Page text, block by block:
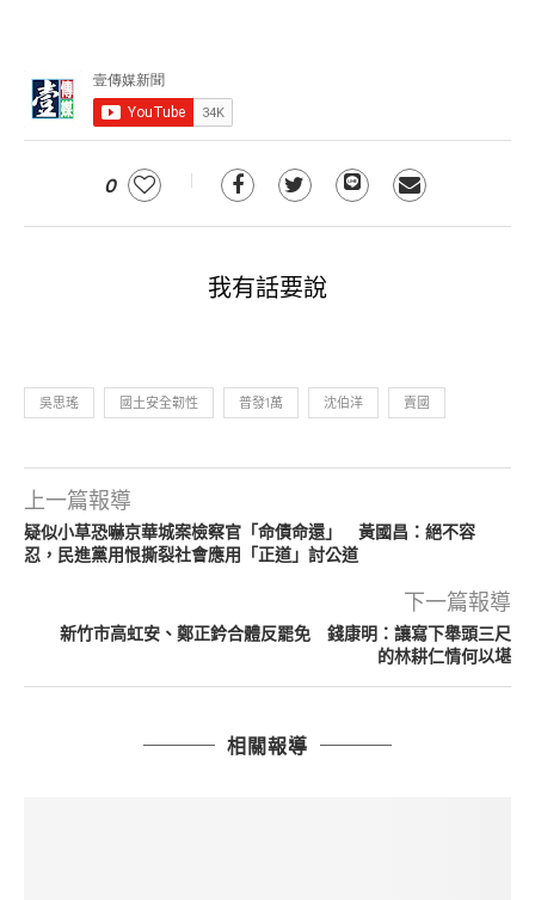
0
我有話要說
吳思瑤 國土安全韌性 普發1萬 沈伯洋 賣國
上一篇報導
疑似小草恐嚇京華城案檢察官「命債命還」 黃國昌：絕不容
忍，民進黨用恨撕裂社會應用「正道」討公道
下一篇報導
新竹市高虹安、鄭正鈐合體反罷免 錢康明：讓寫下舉頭三尺
的林耕仁情何以堪
相關報導